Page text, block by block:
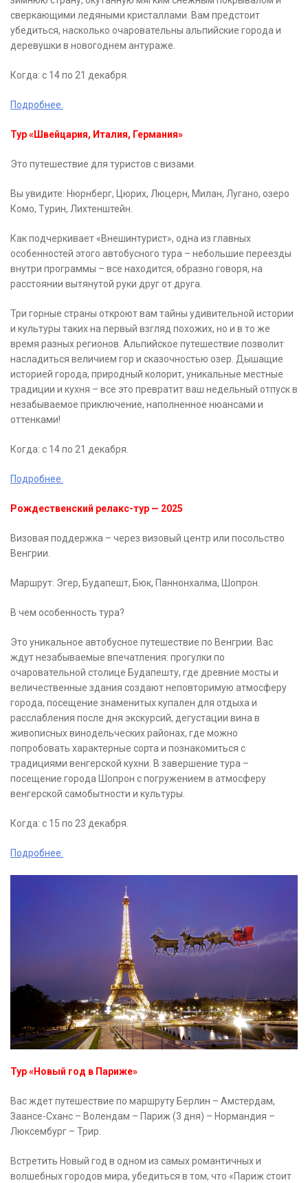
сверкающими ледяными кристаллами. Вам предстоит
убедиться, насколько очаровательны альпийские города и
деревушки в новогоднем антураже.
Когда: с 14 по 21 декабря.
Подробнее.
Тур «Швейцария, Италия, Германия»
Это путешествие для туристов с визами.
Вы увидите: Нюрнберг, Цюрих, Люцерн, Милан, Лугано, озеро
Комо, Турин, Лихтенштейн.
Как подчеркивает «Внешинтурист», одна из главных
особенностей этого автобусного тура – небольшие переезды
внутри программы – все находится, образно говоря, на
расстоянии вытянутой руки друг от друга.
Три горные страны откроют вам тайны удивительной истории
и культуры таких на первый взгляд похожих, но и в то же
время разных регионов. Альпийское путешествие позволит
насладиться величием гор и сказочностью озер. Дышащие
историей города, природный колорит, уникальные местные
традиции и кухня – все это превратит ваш недельный отпуск в
незабываемое приключение, наполненное нюансами и
оттенками!
Когда: с 14 по 21 декабря.
Подробнее.
Рождественский релакс-тур — 2025
Визовая поддержка – через визовый центр или посольство
Венгрии.
Маршрут: Эгер, Будапешт, Бюк, Паннонхалма, Шопрон.
В чем особенность тура?
Это уникальное автобусное путешествие по Венгрии. Вас
ждут незабываемые впечатления: прогулки по
очаровательной столице Будапешту, где древние мосты и
величественные здания создают неповторимую атмосферу
города, посещение знаменитых купален для отдыха и
расслабления после дня экскурсий, дегустации вина в
живописных винодельческих районах, где можно
попробовать характерные сорта и познакомиться с
традициями венгерской кухни. В завершение тура –
посещение города Шопрон с погружением в атмосферу
венгерской самобытности и культуры.
Когда: с 15 по 23 декабря.
Подробнее.
Тур «Новый год в Париже»
Вас ждет путешествие по маршруту Берлин – Амстердам,
Заансе-Сханс – Волендам – Париж (3 дня) – Нормандия –
Люксембург – Трир.
Встретить Новый год в одном из самых романтичных и
волшебных городов мира, убедиться в том, что «Париж стоит